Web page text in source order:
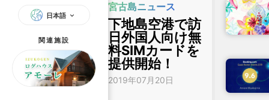
日本語
関連施設
宮古島ニュース
下地島空港で訪
日外国人向け無
料SIMカードを
提供開始！
2019年07月20日